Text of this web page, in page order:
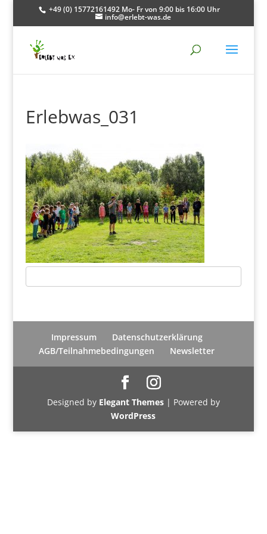
+49 (0) 15772161492 Mo- Fr von 9:00 bis 16:00 Uhr
info@erlebt-was.de
Erlebwas_031
Impressum
Datenschutzerklärung
AGB/Teilnahmebedingungen
Newsletter
Designed by Elegant Themes| Powered by
WordPress